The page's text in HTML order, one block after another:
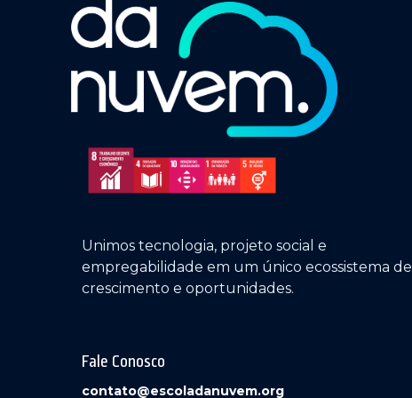
Unimos tecnologia, projeto social e
empregabilidade em um único ecossistema de
crescimento e oportunidades.
Fale Conosco
contato@escoladanuvem.org